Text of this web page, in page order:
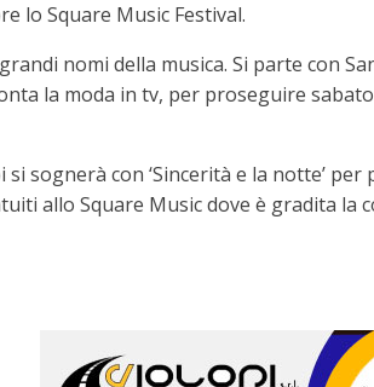
lo Square Music Festival.
nomi della musica. Si parte con
la moda in tv, per proseguire
sognerà con ‘Sincerità e la notte’ per
allo Square Music dove è gradita la